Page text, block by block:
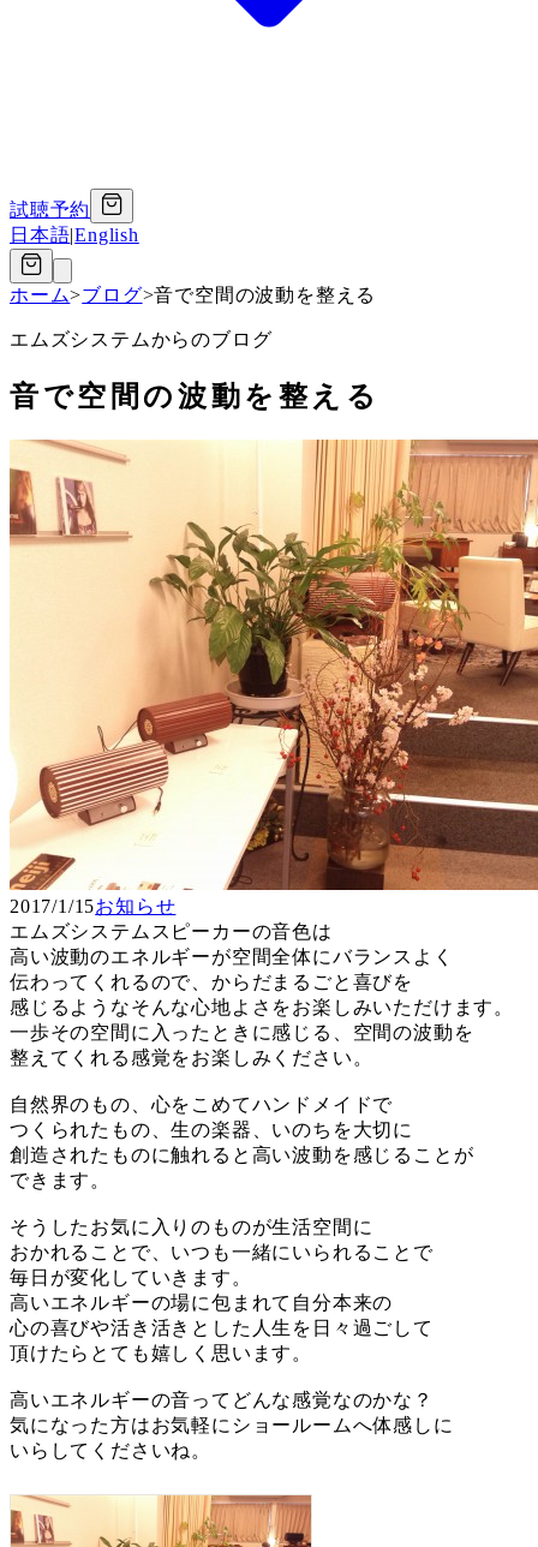
試聴予約
日本語|English
ホーム>ブログ>音で空間の波動を整える
エムズシステムからのブログ
音で空間の波動を整える
2017/1/15お知らせ
エムズシステムスピーカーの音色は
高い波動のエネルギーが空間全体にバランスよく
伝わってくれるので、からだまるごと喜びを
感じるようなそんな心地よさをお楽しみいただけます。
一歩その空間に入ったときに感じる、空間の波動を
整えてくれる感覚をお楽しみください。
自然界のもの、心をこめてハンドメイドで
つくられたもの、生の楽器、いのちを大切に
創造されたものに触れると高い波動を感じることが
できます。
そうしたお気に入りのものが生活空間に
おかれることで、いつも一緒にいられることで
毎日が変化していきます。
高いエネルギーの場に包まれて自分本来の
心の喜びや活き活きとした人生を日々過ごして
頂けたらとても嬉しく思います。
高いエネルギーの音ってどんな感覚なのかな？
気になった方はお気軽にショールームへ体感しに
いらしてくださいね。